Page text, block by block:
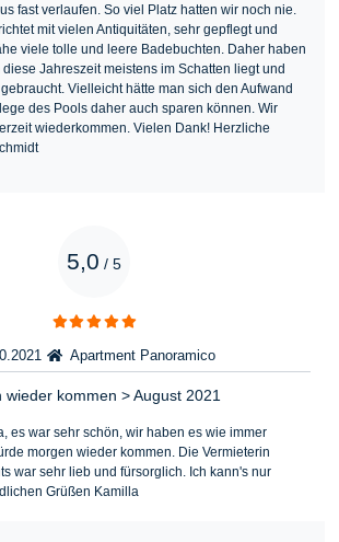
fast verlaufen. So viel Platz hatten wir noch nie.
mit vielen Antiquitäten, sehr gepflegt und
viele tolle und leere Badebuchten. Daher haben
Jahreszeit meistens im Schatten liegt und
Vielleicht hätte man sich den Aufwand
des Pools daher auch sparen können. Wir
wiederkommen. Vielen Dank! Herzliche
5,0 / 5
Apartment Panoramico
kommen > August 2021
es war sehr schön, wir haben es wie immer
morgen wieder kommen. Die Vermieterin
war sehr lieb und fürsorglich. Ich kann's nur
Grüßen Kamilla